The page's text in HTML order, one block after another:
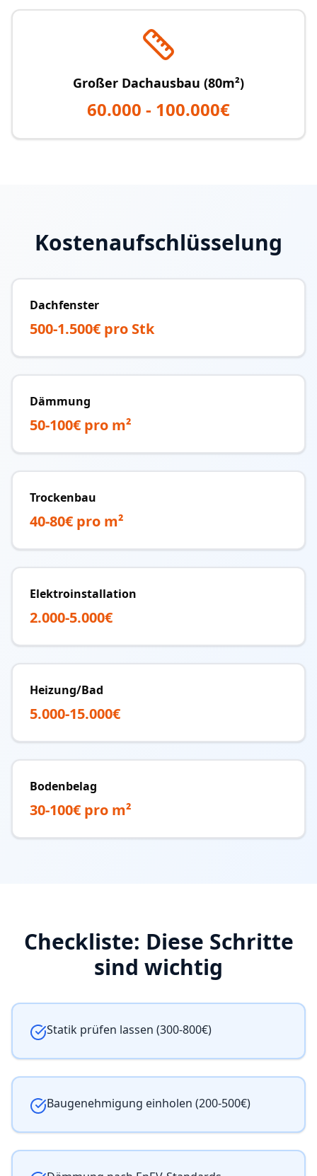
Großer Dachausbau (80m²)
60.000 - 100.000€
Kostenaufschlüsselung
Dachfenster
500-1.500€ pro Stk
Dämmung
50-100€ pro m²
Trockenbau
40-80€ pro m²
Elektroinstallation
2.000-5.000€
Heizung/Bad
5.000-15.000€
Bodenbelag
30-100€ pro m²
Checkliste: Diese Schritte
sind wichtig
Statik prüfen lassen (300-800€)
Baugenehmigung einholen (200-500€)